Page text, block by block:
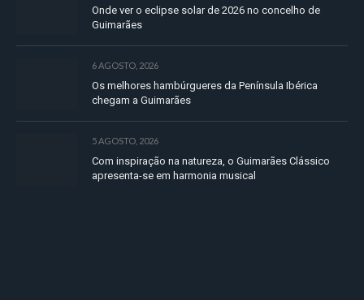
Onde ver o eclipse solar de 2026 no concelho de
Guimarães
6 AGOSTO, 2026
Os melhores hambúrgueres da Península Ibérica
chegam a Guimarães
5 AGOSTO, 2026
Com inspiração na natureza, o Guimarães Clássico
apresenta-se em harmonia musical